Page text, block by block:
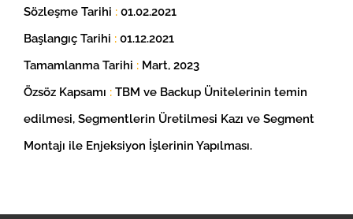
Sözleşme Tarihi :01.02.2021
Başlangıç Tarihi : 01.12.2021
Tamamlanma Tarihi : Mart, 2023
Özsöz Kapsamı : TBM ve Backup Ünitelerinin temin
edilmesi, Segmentlerin Üretilmesi Kazı ve Segment
Montajı ile Enjeksiyon İşlerinin Yapılması.